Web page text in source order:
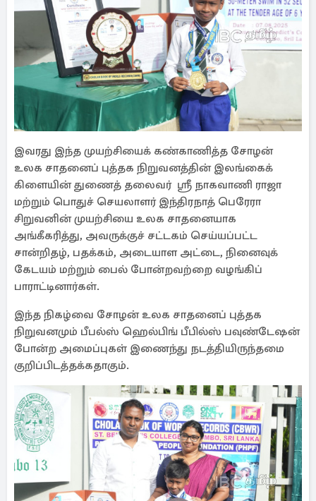
இவரது இந்த முயற்சியைக் கண்காணித்த சோழன்
உலக சாதனைப் புத்தக நிறுவனத்தின் இலங்கைக்
கிளையின் துணைத் தலைவர் ஸ்ரீ நாகவாணி ராஜா
மற்றும் பொதுச் செயலாளர் இந்திரநாத் பெரேரா
சிறுவனின் முயற்சியை உலக சாதனையாக
அங்கீகரித்து, அவருக்குச் சட்டகம் செய்யப்பட்ட
சான்றிதழ், பதக்கம், அடையாள அட்டை, நினைவுக்
கேடயம் மற்றும் பைல் போன்றவற்றை வழங்கிப்
பாராட்டினார்கள்.
இந்த நிகழ்வை சோழன் உலக சாதனைப் புத்தக
நிறுவனமும் பீபல்ஸ் ஹெல்பிங் பீபில்ஸ் பவுண்டேஷன்
போன்ற அமைப்புகள் இணைந்து நடத்தியிருந்தமை
குறிப்பிடத்தக்கதாகும்.